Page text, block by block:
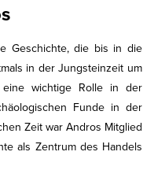
Geschichte, die bis in die
in der Jungsteinzeit um
wichtige Rolle in der
Funde in der
Zeit war Andros Mitglied
als Zentrum des Handels